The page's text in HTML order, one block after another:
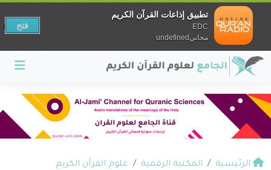
الرئيسية المكتبة الرقمية
علوم القرآن الكريم
تطبيق إذاعات القرآن الكريم
EDC
مجانيundefined
فتح